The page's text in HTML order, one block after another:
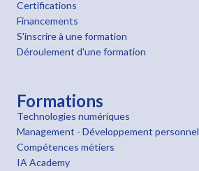
Certifications
Financements
S'inscrire à une formation
Déroulement d'une formation
Formations
Technologies numériques
Management - Développement personnel
Compétences métiers
IA Academy